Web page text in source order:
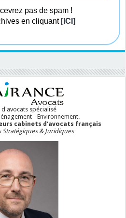
pas de spam !
en cliquant [ICI]
d'avocats spécialisé
- Environnement.
cabinets d'avocats français
Stratégiques & Juridiques